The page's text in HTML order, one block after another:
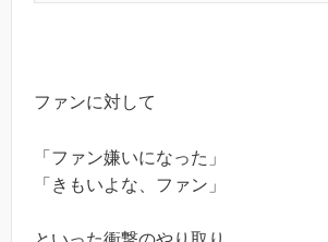
ファンに対して
「ファン嫌いになった」
「きもいよな、ファン」